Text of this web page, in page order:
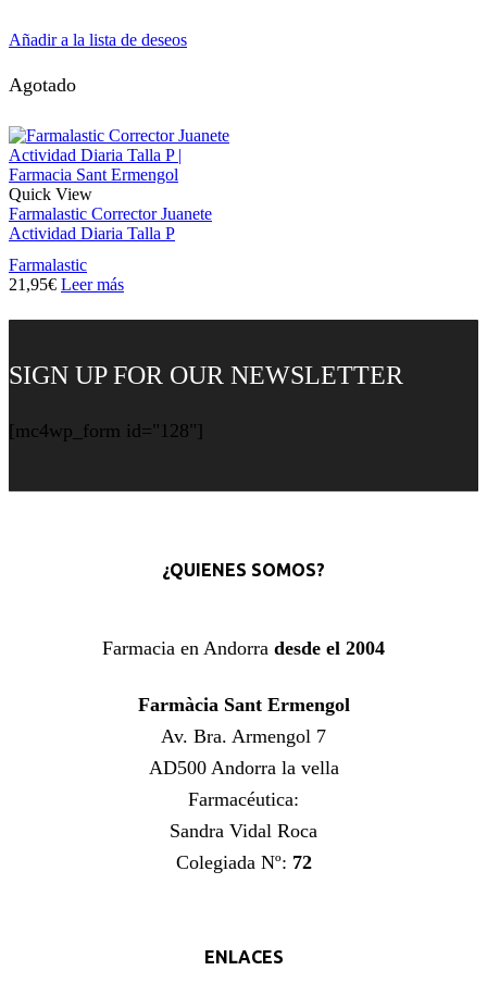
Añadir a la lista de deseos
Agotado
Quick View
Farmalastic Corrector Juanete
Actividad Diaria Talla P
Farmalastic
21,95€ Leer más
SIGN UP FOR OUR NEWSLETTER
[mc4wp_form id="128"]
¿QUIENES SOMOS?
Farmacia en Andorra desde el 2004
Farmàcia Sant Ermengol
Av. Bra. Armengol 7
AD500 Andorra la vella
Farmacéutica:
Sandra Vidal Roca
Colegiada Nº: 72
ENLACES